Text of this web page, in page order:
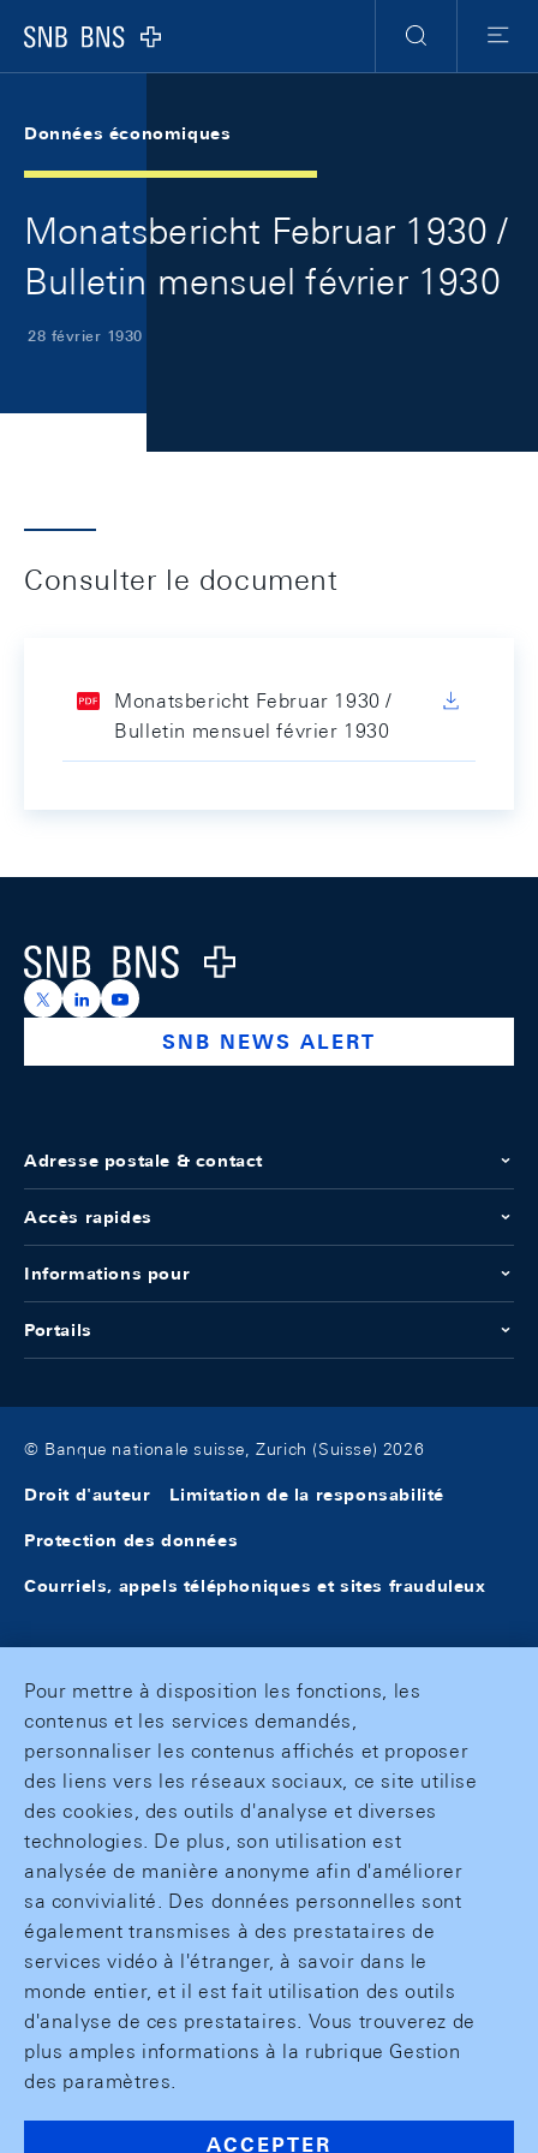
Logo
RechercheMenu
Données économiques
Monatsbericht Februar 1930 /
Bulletin mensuel février 1930
28 février 1930
Consulter le document
Monatsbericht Februar 1930 /
Bulletin mensuel février 1930
Logo
https://x.com/snb_bns
https://ch.linkedin.com/company/swiss-national-
https://www.youtube.com/@swissnationalbank
SNB NEWS ALERT
Adresse postale & contact
Accès rapides
Informations pour
Portails
© Banque nationale suisse, Zurich (Suisse) 2026
Droit d'auteur Limitation de la responsabilité
Protection des données
Courriels, appels téléphoniques et sites frauduleux
Pour mettre à disposition les fonctions, les
contenus et les services demandés,
personnaliser les contenus affichés et proposer
des liens vers les réseaux sociaux, ce site utilise
des cookies, des outils d'analyse et diverses
technologies. De plus, son utilisation est
analysée de manière anonyme afin d'améliorer
sa convivialité. Des données personnelles sont
également transmises à des prestataires de
services vidéo à l'étranger, à savoir dans le
monde entier, et il est fait utilisation des outils
d'analyse de ces prestataires. Vous trouverez de
plus amples informations à la rubrique Gestion
des paramètres.
ACCEPTER